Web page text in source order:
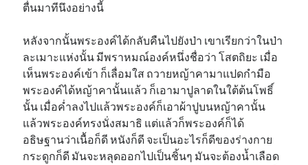
ตื่นมาทีนึงอย่างนี้
หลังจากนั้นพระองค์ได้กลับคืนไปยังป่า เขาเรียกว่าในป่า
ละเมาะแห่งนั้น มีพราหมณ์องค์หนึ่งชื่อว่า โสตถิยะ เมื่อ
เห็นพระองค์เข้า ก็เลื่อมใส ถวายหญ้าคามาแปดกำมือ
พระองค์ได้หญ้าคานั้นแล้ว ก็เอามาปูลาดในใต้ต้นโพธิ์
นั้น เมื่อค่ำลงไปแล้วพระองค์ก็เอาผ้าปูบนหญ้าคานั้น
แล้วพระองค์ทรงนั่งสมาธิ แต่แล้วก็พระองค์ก็ได้
อธิษฐานว่าเนื้อก็ดี หนังก็ดี จะเป็นอะไรก็ดีของร่างกาย
กระดูกก็ดี มันจะหลุดออกไปเป็นชิ้นๆ มันจะต้องน้ำเลือด